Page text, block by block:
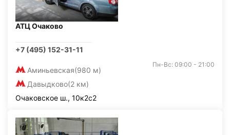
АТЦ Очаково
+7 (495) 152-31-11
Аминьевская(980 м)
Давыдково(2 км)
Пн-Вс: 09:00 - 21:00
Очаковское ш., 10к2с2